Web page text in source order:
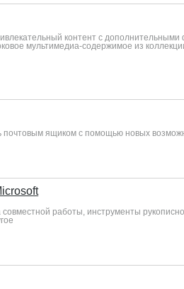
контент с
мультимедиа-содержимое из
ящиком с помощью новых
работы, инструменты